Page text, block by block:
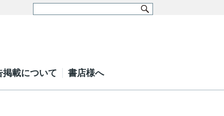
掲載について 書店様へ